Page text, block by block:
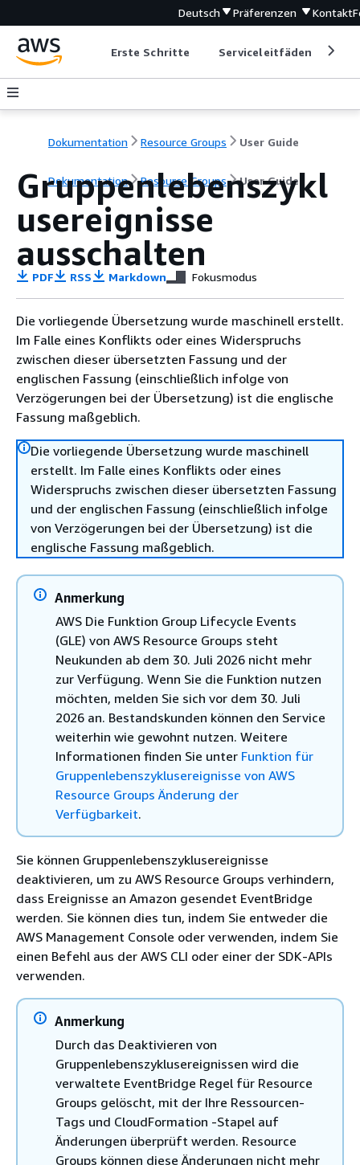
Deutsch Präferenzen Kontakt
Erste Schritte Serviceleitfäden
Dokumentation Resource Groups User Guide
Dokumentation Resource Groups User Guide
Gruppenlebenszykl
usereignisse
ausschalten
PDF RSS Markdown Fokusmodus
Die vorliegende Übersetzung wurde maschinell erstellt.
Im Falle eines Konflikts oder eines Widerspruchs
zwischen dieser übersetzten Fassung und der
englischen Fassung (einschließlich infolge von
Verzögerungen bei der Übersetzung) ist die englische
Fassung maßgeblich.
Die vorliegende Übersetzung wurde maschinell
erstellt. Im Falle eines Konflikts oder eines
Widerspruchs zwischen dieser übersetzten Fassung
und der englischen Fassung (einschließlich infolge
von Verzögerungen bei der Übersetzung) ist die
englische Fassung maßgeblich.
Anmerkung
AWS Die Funktion Group Lifecycle Events
(GLE) von AWS Resource Groups steht
Neukunden ab dem 30. Juli 2026 nicht mehr
zur Verfügung. Wenn Sie die Funktion nutzen
möchten, melden Sie sich vor dem 30. Juli
2026 an. Bestandskunden können den Service
weiterhin wie gewohnt nutzen. Weitere
Informationen finden Sie unter Funktion für
Gruppenlebenszyklusereignisse von AWS
Resource Groups Änderung der
Verfügbarkeit.
Sie können Gruppenlebenszyklusereignisse
deaktivieren, um zu AWS Resource Groups verhindern,
dass Ereignisse an Amazon gesendet EventBridge
werden. Sie können dies tun, indem Sie entweder die
AWS Management Console oder verwenden, indem Sie
einen Befehl aus der AWS CLI oder einer der SDK-APIs
verwenden.
Anmerkung
Durch das Deaktivieren von
Gruppenlebenszyklusereignissen wird die
verwaltete EventBridge Regel für Resource
Groups gelöscht, mit der Ihre Ressourcen-
Tags und CloudFormation -Stapel auf
Änderungen überprüft werden. Resource
Groups können diese Änderungen nicht mehr